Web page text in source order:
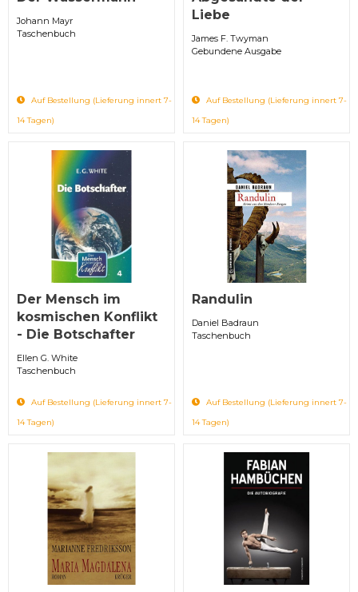
Johann Mayr
Taschenbuch
Auf Bestellung (Lieferung innert 7-
14 Tagen)
Liebe
James F. Twyman
Gebundene Ausgabe
Auf Bestellung (Lieferung innert 7-
14 Tagen)
Der Mensch im
kosmischen Konflikt
- Die Botschafter
Ellen G. White
Taschenbuch
Auf Bestellung (Lieferung innert 7-
14 Tagen)
Randulin
Daniel Badraun
Taschenbuch
Auf Bestellung (Lieferung innert 7-
14 Tagen)